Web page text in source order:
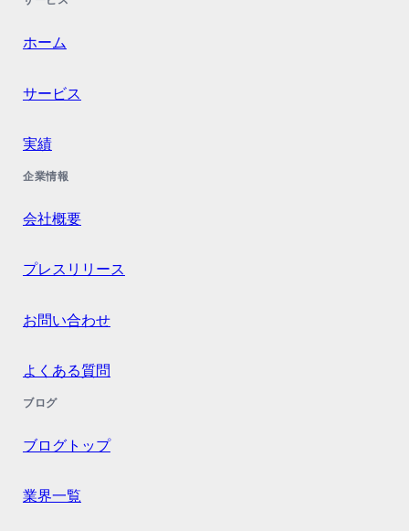
ホーム
サービス
実績
企業情報
会社概要
プレスリリース
お問い合わせ
よくある質問
ブログ
ブログトップ
業界一覧